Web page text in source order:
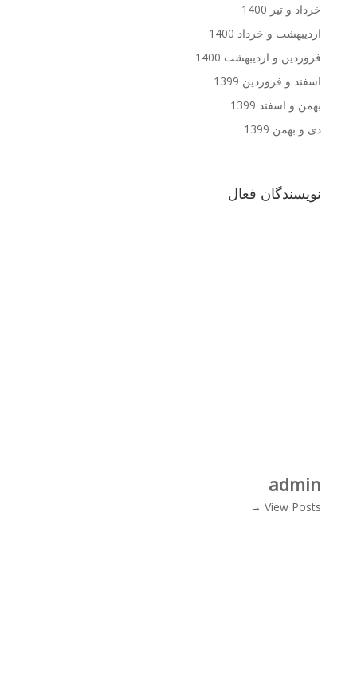
خرداد و تیر 1400
اردیبهشت و خرداد 1400
فروردین و اردیبهشت 1400
اسفند و فروردین 1399
بهمن و اسفند 1399
دی و بهمن 1399
نویسندگان فعال
admin
View Posts →